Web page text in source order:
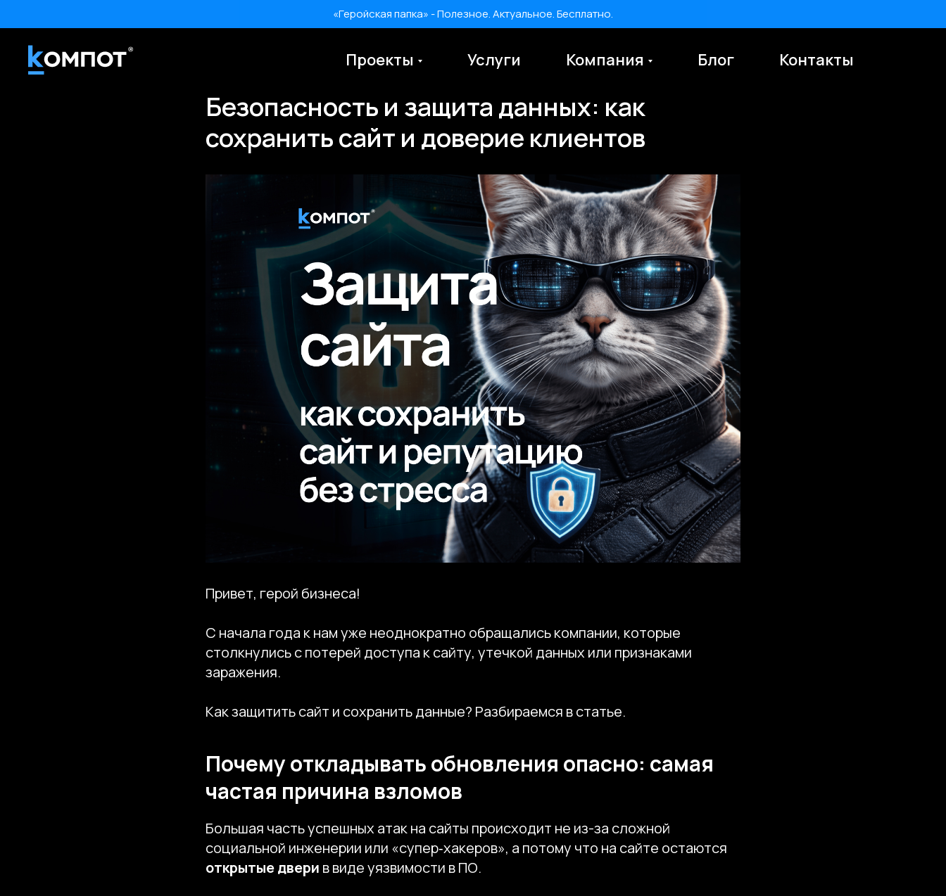
«Геройская папка» - Полезное. Актуальное. Бесплатно.
Проекты Услуги Компания Блог Контакты
Безопасность и защита данных: как
сохранить сайт и доверие клиентов
Привет, герой бизнеса!
С начала года к нам уже неоднократно обращались компании, которые
столкнулись с потерей доступа к сайту, утечкой данных или признаками
заражения.
Как защитить сайт и сохранить данные? Разбираемся в статье.
Почему откладывать обновления опасно: самая
частая причина взломов
Большая часть успешных атак на сайты происходит не из-за сложной
социальной инженерии или «супер‑хакеров», а потому что на сайте остаются
открытые двери в видеуязвимости в ПО.